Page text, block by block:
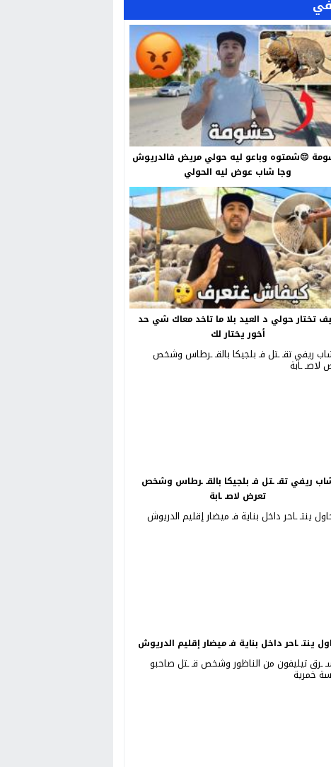
😔شمتوه وباعو ليه حولي مريض فالدريوش
وجا شاب عوض ليه الحولي
تختار حولي د العيد بلا ما تاخد معاك شي حد
أخور يختار لك
ريفي تقـ ـتل فـ بلجيكا بالقـ ـرطاس وشخص
تعرض لاصـ ـابة
ينتـ ـاحر داخل بناية فـ ميضار إقليم الدريوش